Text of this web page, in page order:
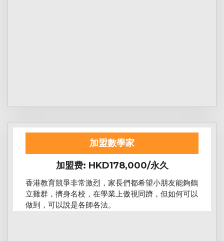
加盟數學家
加盟费: HKD178,000/永久
香港教育競爭非常激烈，家長們都希望小朋友能夠鶴
立雞群，擠身名校，在學業上傲視同躋，但如何可以
做到，可以說是各師各法。